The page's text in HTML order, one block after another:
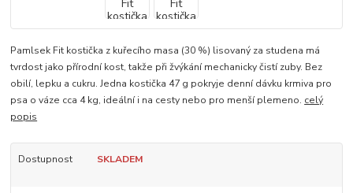
Pamlsek Fit kostička z kuřecího masa (30 %) lisovaný za studena má
tvrdost jako přírodní kost, takže při žvýkání mechanicky čistí zuby. Bez
obilí, lepku a cukru. Jedna kostička 47 g pokryje denní dávku krmiva pro
psa o váze cca 4 kg, ideální i na cesty nebo pro menší plemeno. celý
popis
Dostupnost SKLADEM